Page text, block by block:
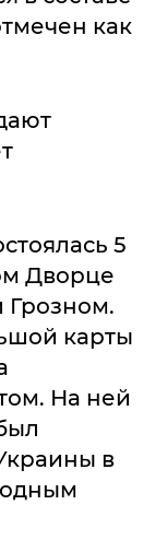
как
5
Дворце
Грозном.
карты
На ней
в